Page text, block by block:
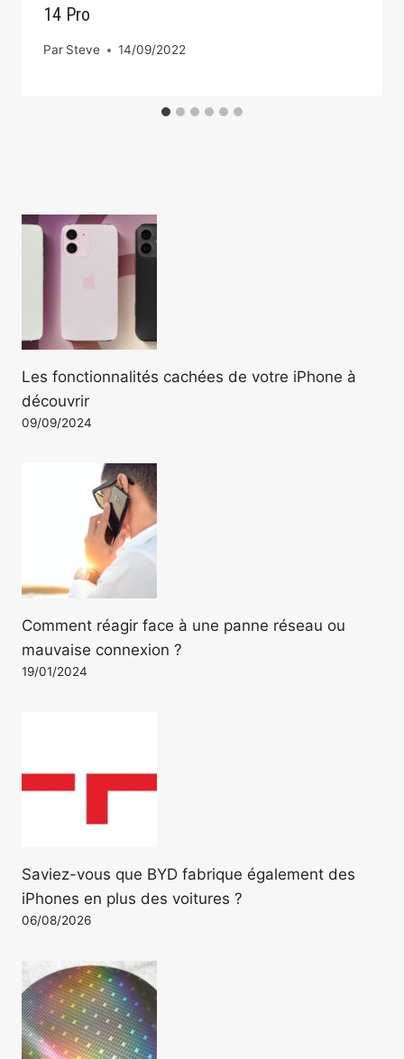
14 Pro
Par Steve 14/09/2022
Les fonctionnalités cachées de votre iPhone à
découvrir
09/09/2024
Comment réagir face à une panne réseau ou
mauvaise connexion ?
19/01/2024
Saviez-vous que BYD fabrique également des
iPhones en plus des voitures ?
06/08/2026